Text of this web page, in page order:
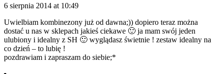
6 sierpnia 2014 at 10:49
Uwielbiam kombinezony już od dawna;)) dopiero teraz można
dostać u nas w sklepach jakieś ciekawe 🙂 ja mam swój jeden
ulubiony i idealny z SH 🙂 wyglądasz świetnie ! zestaw idealny na
co dzień – to lubię !
pozdrawiam i zapraszam do siebie;*